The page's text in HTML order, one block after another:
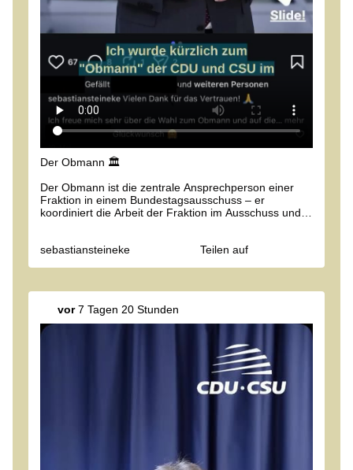
Der Obmann 🏛️
Der Obmann ist die zentrale Ansprechperson einer
Fraktion in einem Bundestagsausschuss – er
koordiniert die Arbeit der Fraktion im Ausschuss und
sebastiansteineke
Teilen auf
vor7 Tagen 20 Stunden